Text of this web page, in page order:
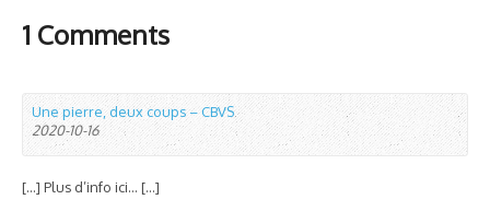
1 Comments
Une pierre, deux coups – CBVS
2020-10-16
[…] Plus d’info ici… […]